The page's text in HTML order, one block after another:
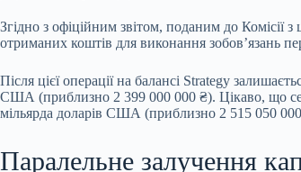
Згідно з офіційним звітом, поданим до Комісії з
отриманих коштів для виконання зобов’язань
Після цієї операції на балансі Strategy
США (приблизно 2 399 000 000 ₴). Цікаво, що
мільярда доларів США (приблизно 2 515 050
Паралельне залучення